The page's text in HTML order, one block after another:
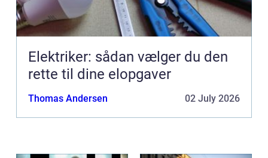
Elektriker: sådan vælger du den
rette til dine elopgaver
Thomas Andersen 02 July 2026